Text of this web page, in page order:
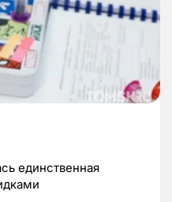
единственная